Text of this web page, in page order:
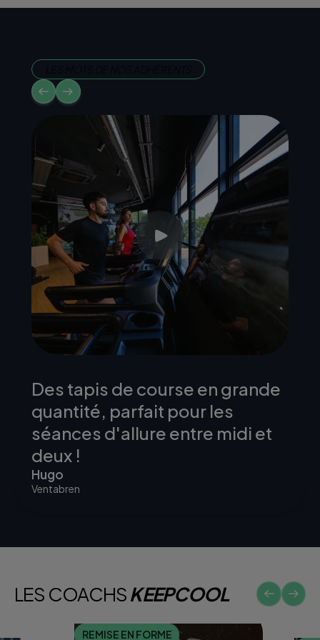
Des tapis de course en grande
quantité, parfait pour les
séances d'allure entre midi et
deux !
Hugo
Ventabren
LES COACHSKEEPCOOL
REMISE EN FORME